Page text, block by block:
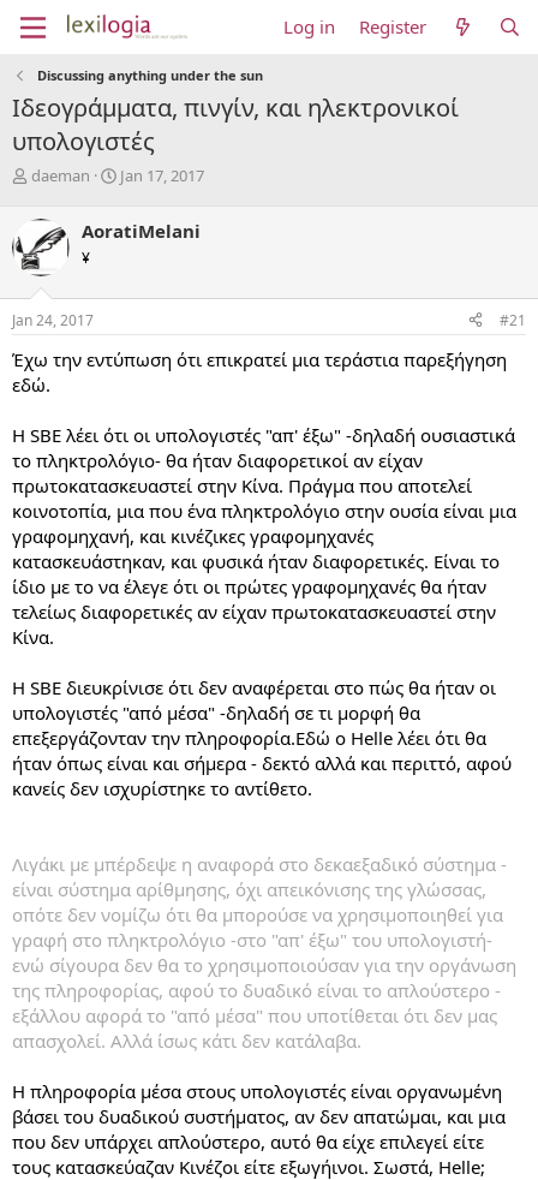
Log in Register
Discussing anything under the sun
Ιδεογράμματα, πινγίν, και ηλεκτρονικοί
υπολογιστές
T
r
e
a
d
s
t
r
t
r
daeman
S
r
a
e
Jan 17, 2017
AoratiMelani
¥
Jan 24, 2017 #21
Έχω την εντύπωση ότι επικρατεί μια τεράστια παρεξήγηση
εδώ.
Η SBE λέει ότι οι υπολογιστές "απ' έξω" -δηλαδή ουσιαστικά
το πληκτρολόγιο- θα ήταν διαφορετικοί αν είχαν
πρωτοκατασκευαστεί στην Κίνα. Πράγμα που αποτελεί
κοινοτοπία, μια που ένα πληκτρολόγιο στην ουσία είναι μια
γραφομηχανή, και κινέζικες γραφομηχανές
κατασκευάστηκαν, και φυσικά ήταν διαφορετικές. Είναι το
ίδιο με το να έλεγε ότι οι πρώτες γραφομηχανές θα ήταν
τελείως διαφορετικές αν είχαν πρωτοκατασκευαστεί στην
Κίνα.
Η SBE διευκρίνισε ότι δεν αναφέρεται στο πώς θα ήταν οι
υπολογιστές "από μέσα" -δηλαδή σε τι μορφή θα
επεξεργάζονταν την πληροφορία.Εδώ ο Helle λέει ότι θα
ήταν όπως είναι και σήμερα - δεκτό αλλά και περιττό, αφού
κανείς δεν ισχυρίστηκε το αντίθετο.
Λιγάκι με μπέρδεψε η αναφορά στο δεκαεξαδικό σύστημα -
είναι σύστημα αρίθμησης, όχι απεικόνισης της γλώσσας,
οπότε δεν νομίζω ότι θα μπορούσε να χρησιμοποιηθεί για
γραφή στο πληκτρολόγιο -στο "απ' έξω" του υπολογιστή-
ενώ σίγουρα δεν θα το χρησιμοποιούσαν για την οργάνωση
της πληροφορίας, αφού το δυαδικό είναι το απλούστερο -
εξάλλου αφορά το "από μέσα" που υποτίθεται ότι δεν μας
απασχολεί. Αλλά ίσως κάτι δεν κατάλαβα.
Η πληροφορία μέσα στους υπολογιστές είναι οργανωμένη
βάσει του δυαδικού συστήματος, αν δεν απατώμαι, και μια
που δεν υπάρχει απλούστερο, αυτό θα είχε επιλεγεί είτε
τους κατασκεύαζαν Κινέζοι είτε εξωγήινοι. Σωστά, Helle;